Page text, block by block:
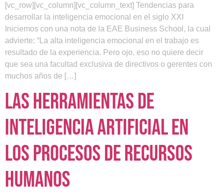
[vc_row][vc_column][vc_column_text] Tendencias para
desarrollar la inteligencia emocional en el siglo XXI
Iniciemos con una nota de la EAE Business School, la cual
advierte: “La alta inteligencia emocional en el trabajo es
resultado de la experiencia. Pero ojo, eso no quiere decir
que sea una facultad exclusiva de directivos o gerentes con
muchos años de […]
Las herramientas de
inteligencia artificial en
los procesos de recursos
humanos